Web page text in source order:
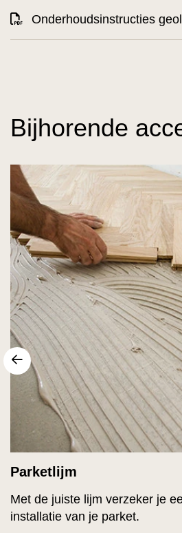
Onderhoudsinstructies
Bijhorende
Parketlijm
Met de juiste lijm verzeker je
installatie van je parket.
Vorige